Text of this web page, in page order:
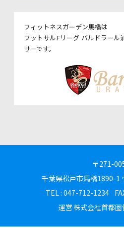
フィットネスガーデン馬橋は
フットサルFリーグ バルドラール
サーです。
〒271-
千葉県松戸市馬橋1890-1
TEL : 047-712-1234
運営株式会社首都